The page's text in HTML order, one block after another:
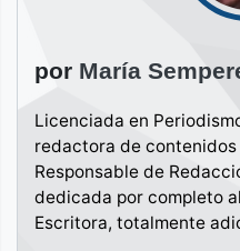
por María
Licenciada en
redactora de
Responsable de
dedicada por completo
Escritora, totalmente